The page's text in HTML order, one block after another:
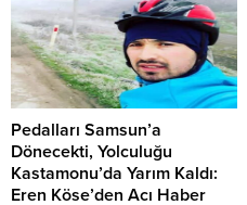
Pedalları Samsun’a
Dönecekti, Yolculuğu
Kastamonu’da Yarım Kaldı:
Eren Köse’den Acı Haber